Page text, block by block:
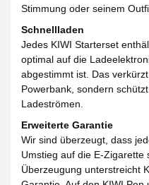
Stimmung oder seinem
Schnellladen
Jedes KIWI Starterset
optimal auf die
abgestimmt ist. Das
Powerbank, sondern
Ladeströmen.
Erweiterte Garantie
Wir sind überzeugt, dass
Umstieg auf die E-Zigarette
Überzeugung unterstreicht